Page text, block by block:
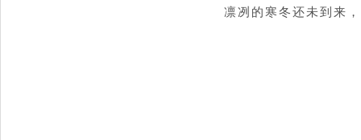
凛冽的寒冬还未到来，